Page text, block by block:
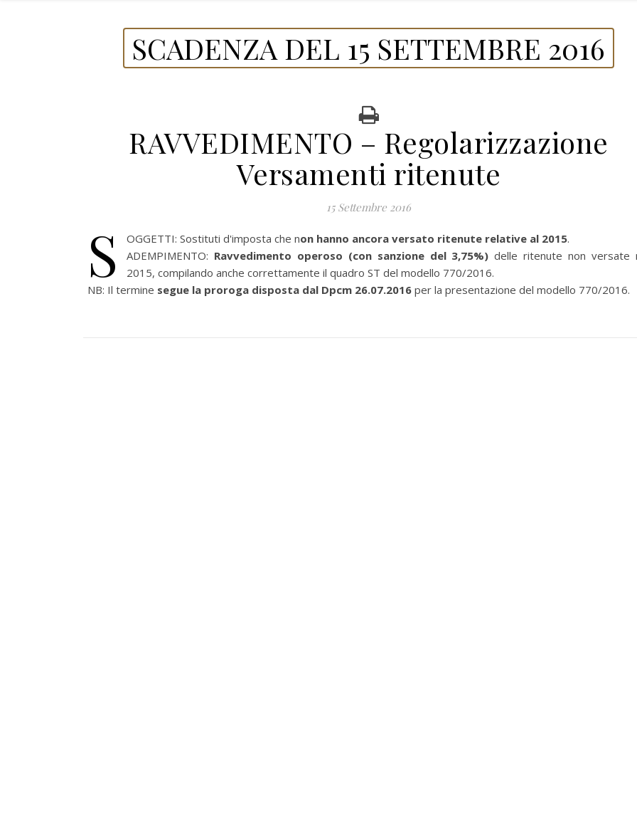
SCADENZA DEL 15 SETTEMBRE 2016
RAVVEDIMENTO – Regolarizzazione
Versamenti ritenute
15 Settembre 2016
S OGGETTI: Sostituti d'imposta che non hanno ancora versato ritenute relative al 2015.
ADEMPIMENTO: Ravvedimento operoso (con sanzione del 3,75%) delle ritenute non versate
2015, compilando anche correttamente il quadro ST del modello 770/2016.
NB: Il termine segue la proroga disposta dal Dpcm 26.07.2016 per la presentazione del modello 770/2016.